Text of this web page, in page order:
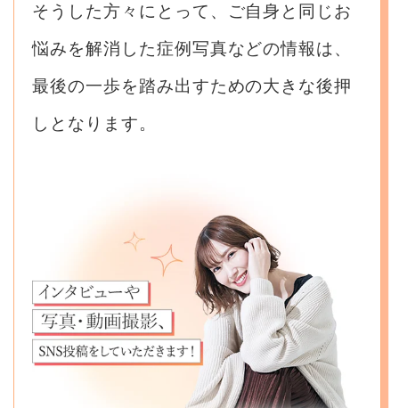
そうした方々にとって、ご自身と同じお
悩みを解消した症例写真などの情報は、
最後の一歩を踏み出すための大きな後押
しとなります。